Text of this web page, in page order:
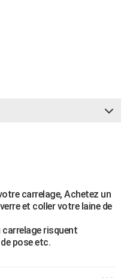
carrelage, Achetez un
et coller votre laine de
risquent
pose etc.